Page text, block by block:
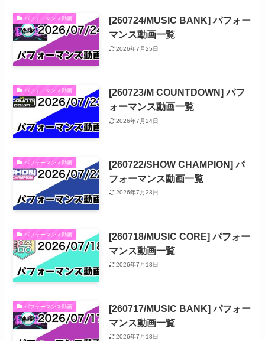
パフォーマンス動画
[260724/MUSIC BANK] パフォー
マンス動画一覧
2026年7月25日
パフォーマンス動画
[260723/M COUNTDOWN] パフ
ォーマンス動画一覧
2026年7月24日
パフォーマンス動画
[260722/SHOW CHAMPION] パ
フォーマンス動画一覧
2026年7月23日
パフォーマンス動画
[260718/MUSIC CORE] パフォー
マンス動画一覧
2026年7月18日
パフォーマンス動画
[260717/MUSIC BANK] パフォー
マンス動画一覧
2026年7月18日